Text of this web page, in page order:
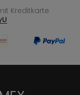
Kreditkarte